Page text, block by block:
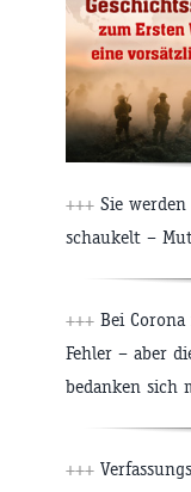
+++ Sie
schaukelt –
+++ Bei
Fehler – aber
bedanken sich
+++